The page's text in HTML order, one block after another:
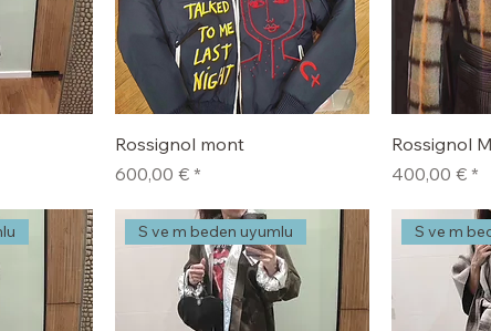
Rossignol mont
Fiyat
600,00 €
Rossignol
Fiyat
400,00 €
S ve m beden uyumlu S ve m